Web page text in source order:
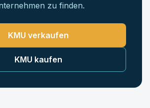
zu finden.
KMU verkaufen
KMU kaufen